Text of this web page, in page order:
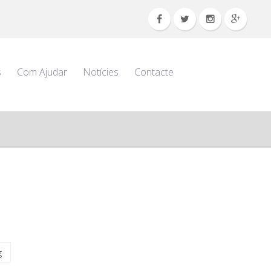
Com Ajudar Notícies Contacte